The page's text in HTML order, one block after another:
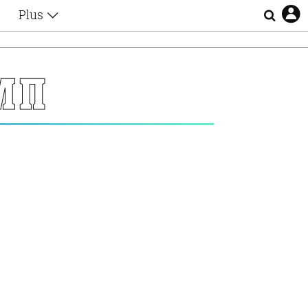
Plus
Αφιερώματα
Ζώδια